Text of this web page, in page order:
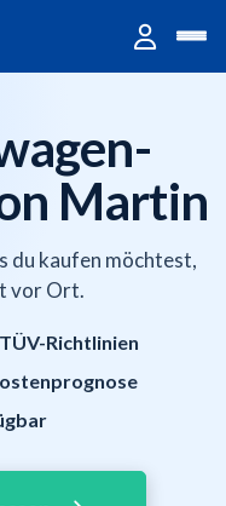
Martin
du kaufen möchtest,
vor Ort.
Richtlinien